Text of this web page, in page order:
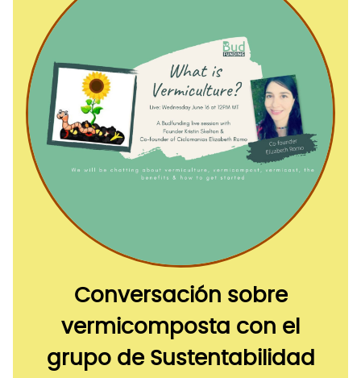
Conversación sobre
vermicomposta con el
grupo de Sustentabilidad